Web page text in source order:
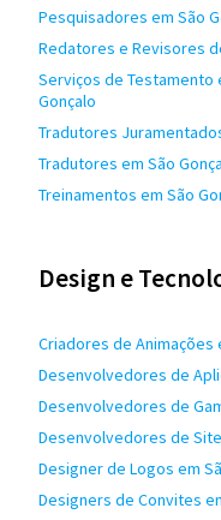
Pesquisadores em São
Redatores e Revisores
Serviços de Testamento
Gonçalo
Tradutores
Tradutores em São
Treinamentos em São
Design e
Criadores de Animações
Desenvolvedores de
Desenvolvedores de
Desenvolvedores de
Designer de Logos em
Designers de Convites